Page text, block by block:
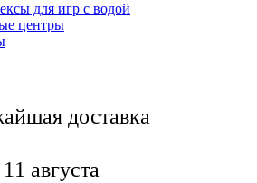
для игр с водой
центры
доставкa
11 августа